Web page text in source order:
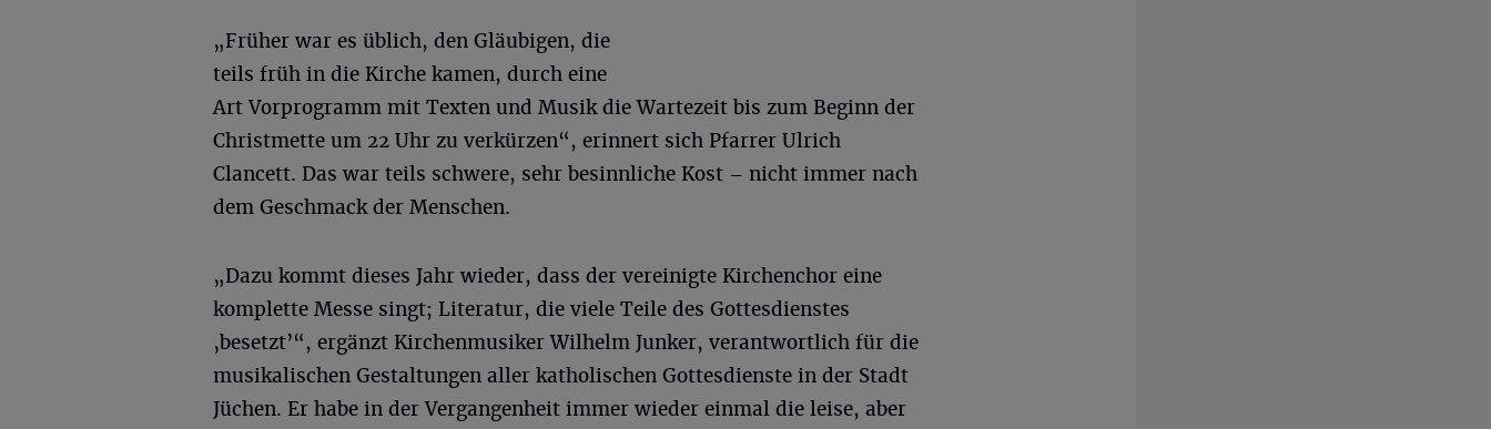
„Früher war es üblich, den Gläubigen, die
teils früh in die Kirche kamen, durch eine
Art Vorprogramm mit Texten und Musik die Wartezeit bis zum Beginn der
Christmette um 22 Uhr zu verkürzen“, erinnert sich Pfarrer Ulrich
Clancett. Das war teils schwere, sehr besinnliche Kost – nicht immer nach
dem Geschmack der Menschen.
„Dazu kommt dieses Jahr wieder, dass der vereinigte Kirchenchor eine
komplette Messe singt; Literatur, die viele Teile des Gottesdienstes
‚besetzt’“, ergänzt Kirchenmusiker Wilhelm Junker, verantwortlich für die
musikalischen Gestaltungen aller katholischen Gottesdienste in der Stadt
Jüchen. Er habe in der Vergangenheit immer wieder einmal die leise, aber